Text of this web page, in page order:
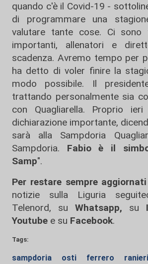
quando c'è il Covid-19 -
di programmare una
valutare tante cose. Ci sono
importanti, allenatori e
scadenza. Avremo tempo per
ha detto di voler finire la
modo possibile. Il
trattando personalmente sia
con Quagliarella. Proprio
dichiarazione importante,
sarà alla Sampdoria
Sampdoria. Fabio è il
Samp".
Per restare sempre aggiornati
notizie sulla Liguria
Telenord, su
Whatsapp, su
Youtube e su Facebook.
Tags:
sampdoria osti ferrero ranieri